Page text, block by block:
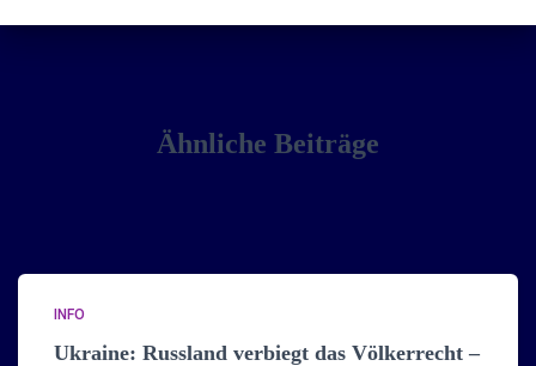
Ähnliche Beiträge
INFO
Ukraine: Russland verbiegt das Völkerrecht –